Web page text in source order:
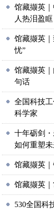
馆藏撷英
人热泪盈眶
馆藏撷英
忧”
馆藏撷英
句话
全国科技
科学家
十年砺剑
如何重塑
馆藏撷英
馆藏撷英
530全国科